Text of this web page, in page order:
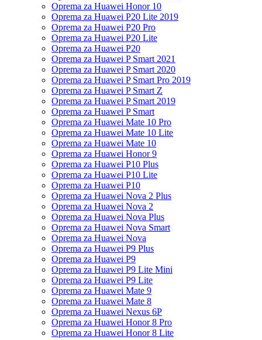
Oprema za Huawei Honor 10
Oprema za Huawei P20 Lite 2019
Oprema za Huawei P20 Pro
Oprema za Huawei P20 Lite
Oprema za Huawei P20
Oprema za Huawei P Smart 2021
Oprema za Huawei P Smart 2020
Oprema za Huawei P Smart Pro 2019
Oprema za Huawei P Smart Z
Oprema za Huawei P Smart 2019
Oprema za Huawei P Smart
Oprema za Huawei Mate 10 Pro
Oprema za Huawei Mate 10 Lite
Oprema za Huawei Mate 10
Oprema za Huawei Honor 9
Oprema za Huawei P10 Plus
Oprema za Huawei P10 Lite
Oprema za Huawei P10
Oprema za Huawei Nova 2 Plus
Oprema za Huawei Nova 2
Oprema za Huawei Nova Plus
Oprema za Huawei Nova Smart
Oprema za Huawei Nova
Oprema za Huawei P9 Plus
Oprema za Huawei P9
Oprema za Huawei P9 Lite Mini
Oprema za Huawei P9 Lite
Oprema za Huawei Mate 9
Oprema za Huawei Mate 8
Oprema za Huawei Nexus 6P
Oprema za Huawei Honor 8 Pro
Oprema za Huawei Honor 8 Lite